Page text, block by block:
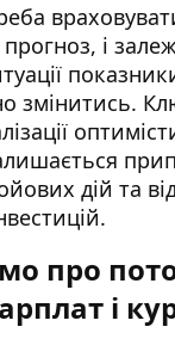
і
змінитись.
дій та
про
і